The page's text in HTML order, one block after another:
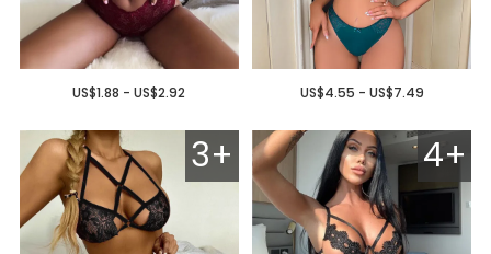
US$4.55 - US$7.49
US$1.88 - US$2.92
4+
3+